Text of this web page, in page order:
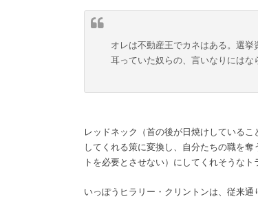
オレは不動産王でカネはある。選
耳っていた奴らの、言いなりには
レッドネック（首の後が日焼けしている
してくれる策に変換し、自分たちの職を
トを必要とさせない）にしてくれそうなト
いっぽうヒラリー・クリントンは、従来